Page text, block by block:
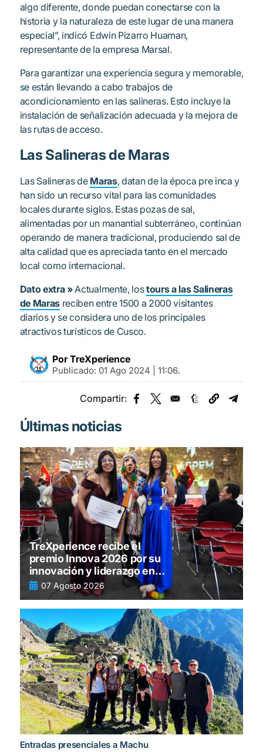
algo diferente, donde puedan conectarse con la
historia y la naturaleza de este lugar de una manera
especial”, indicó Edwin Pizarro Huaman,
representante de la empresa Marsal.
Para garantizar una experiencia segura y memorable,
se están llevando a cabo trabajos de
acondicionamiento en las salineras. Esto incluye la
instalación de señalización adecuada y la mejora de
las rutas de acceso.
Las Salineras de Maras
Las Salineras de Maras, datan de la época pre inca y
han sido un recurso vital para las comunidades
locales durante siglos. Estas pozas de sal,
alimentadas por un manantial subterráneo, continúan
operando de manera tradicional, produciendo sal de
alta calidad que es apreciada tanto en el mercado
local como internacional.
Dato extra »Actualmente, lostours a las Salineras
de Maras reciben entre 1500 a 2000 visitantes
diarios y se considera uno de los principales
atractivos turísticos de Cusco.
Por TreXperience
Publicado: 01 Ago 2024 | 11:06.
Compartir: Opens in a new window
Opens in a new window
Opens in a
Últimas noticias
TreXperience recibe el
premio Innova 2026 por su
innovación y liderazgo en
turismo
07 Agosto 2026
Entradas presenciales a Machu